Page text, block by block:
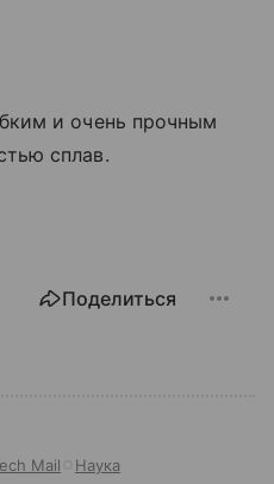
и очень прочным
сплав.
Поделиться
Mail Наука